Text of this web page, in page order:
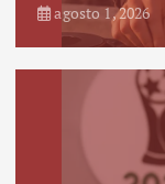
agosto 1, 2026